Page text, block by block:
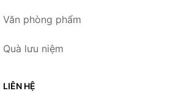
Văn phòng phẩm
Quà lưu niệm
LIÊN HỆ